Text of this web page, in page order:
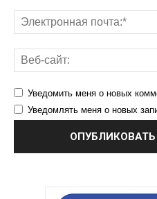
Уведомить меня о новых
Уведомлять меня о новых